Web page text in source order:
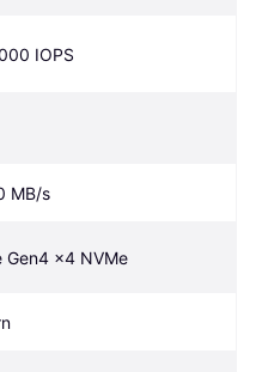
IOPS
MB/s
Gen4 x4 NVMe